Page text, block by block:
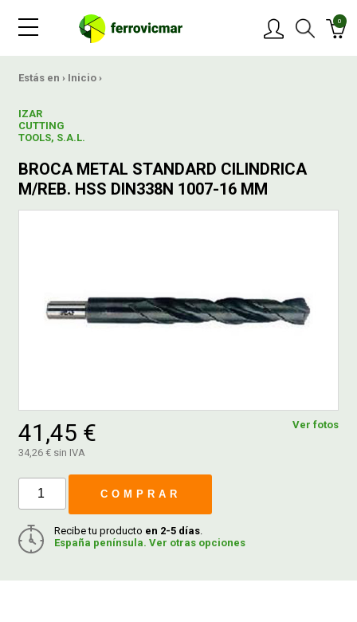
0
Estás en › Inicio ›
IZAR
CUTTING
TOOLS, S.A.L.
BROCA METAL STANDARD CILINDRICA
M/REB. HSS DIN338N 1007-16 MM
Ver fotos
41,45 €
34,26 € sin IVA
COMPRAR
Recibe tu producto en 2-5 días.
España península. Ver otras opciones
OFERTAS
CONTACTAR
CATÁLOGOS